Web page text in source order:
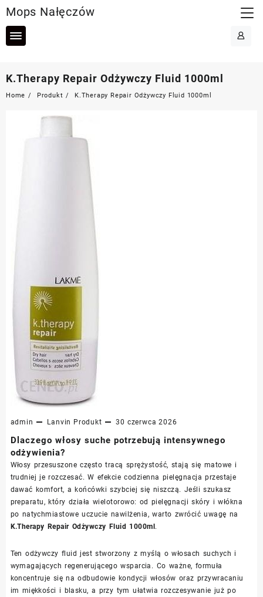
to
content
Mops Nałęczów
K.Therapy Repair Odżywczy Fluid 1000ml
Home Produkt K.Therapy Repair Odżywczy Fluid 1000ml
admin Lanvin Produkt 30 czerwca 2026
Dlaczego włosy suche potrzebują intensywnego
odżywienia?
Włosy przesuszone często tracą sprężystość, stają się matowe i
trudniej je rozczesać. W efekcie codzienna pielęgnacja przestaje
dawać komfort, a końcówki szybciej się niszczą. Jeśli szukasz
preparatu, który działa wielotorowo: od pielęgnacji skóry i włókna
po natychmiastowe uczucie nawilżenia, warto zwrócić uwagę na
K.Therapy Repair Odżywczy Fluid 1000ml.
Ten odżywczy fluid jest stworzony z myślą o włosach suchych i
wymagających regenerującego wsparcia. Co ważne, formuła
koncentruje się na odbudowie kondycji włosów oraz przywracaniu
im miękkości i blasku, a przy tym ułatwia rozczesywanie już po